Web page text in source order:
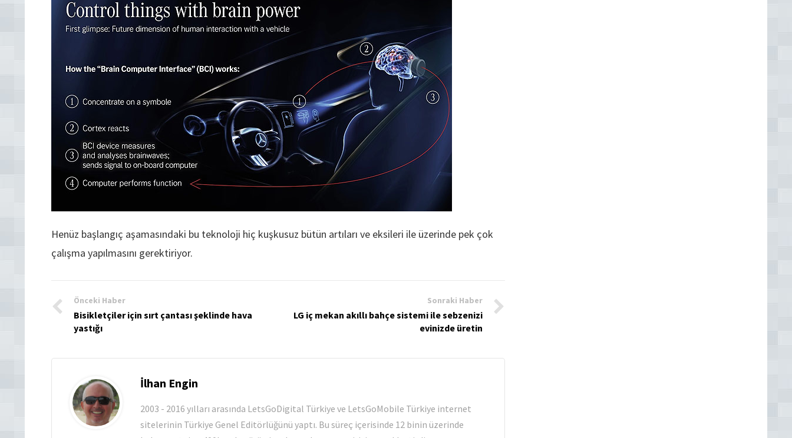
Henüz başlangıç aşamasındaki bu teknoloji hiç kuşkusuz bütün artıları ve eksileri ile üzerinde pek çok
çalışma yapılmasını gerektiriyor.
Önceki Haber
Bisikletçiler için sırt çantası şeklinde hava
yastığı
Sonraki Haber
LG iç mekan akıllı bahçe sistemi ile sebzenizi
evinizde üretin
İlhan Engin
2003 - 2016 yılları arasında LetsGoDigital Türkiye ve LetsGoMobile Türkiye internet
sitelerinin Türkiye Genel Editörlüğünü yaptı. Bu süreç içerisinde 12 binin üzerinde